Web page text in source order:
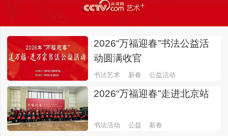
2026“万福迎春”书法公益活
动圆满收官
书法艺术 新春 公益活动
2026“万福迎春”走进北京站
书法活动 公益 新春